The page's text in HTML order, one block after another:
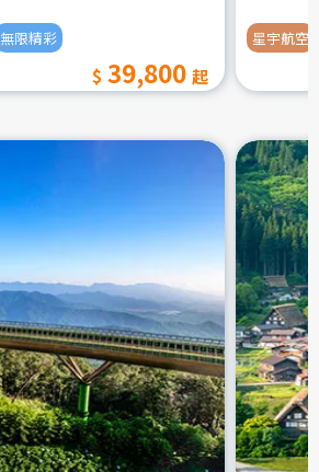
無限精彩
39,800
星宇航空